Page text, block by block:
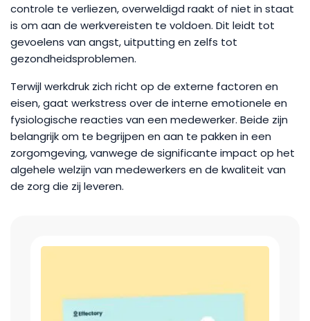
controle te verliezen, overweldigd raakt of niet in staat
is om aan de werkvereisten te voldoen. Dit leidt tot
gevoelens van angst, uitputting en zelfs tot
gezondheidsproblemen.
Terwijl werkdruk zich richt op de externe factoren en
eisen, gaat werkstress over de interne emotionele en
fysiologische reacties van een medewerker. Beide zijn
belangrijk om te begrijpen en aan te pakken in een
zorgomgeving, vanwege de significante impact op het
algehele welzijn van medewerkers en de kwaliteit van
de zorg die zij leveren.